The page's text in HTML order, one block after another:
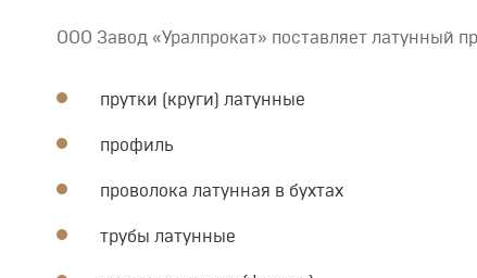
ООО Завод «Уралпрокат» поставляет латунный
прутки (круги) латунные
профиль
проволока латунная в бухтах
трубы латунные